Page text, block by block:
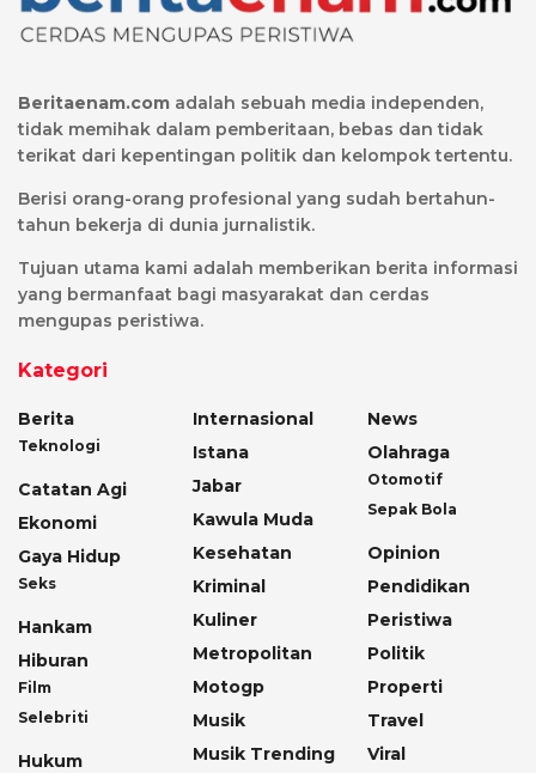
Beritaenam.com adalah sebuah media independen,
tidak memihak dalam pemberitaan, bebas dan tidak
terikat dari kepentingan politik dan kelompok tertentu.
Berisi orang-orang profesional yang sudah bertahun-
tahun bekerja di dunia jurnalistik.
Tujuan utama kami adalah memberikan berita informasi
yang bermanfaat bagi masyarakat dan cerdas
mengupas peristiwa.
Kategori
Berita
Teknologi
Catatan Agi
Ekonomi
Gaya Hidup
Seks
Hankam
Hiburan
Film
Selebriti
Hukum
Internasional
Istana
Jabar
Kawula Muda
Kesehatan
Kriminal
Kuliner
Metropolitan
Motogp
Musik
Musik Trending
News
Olahraga
Otomotif
Sepak Bola
Opinion
Pendidikan
Peristiwa
Politik
Properti
Travel
Viral